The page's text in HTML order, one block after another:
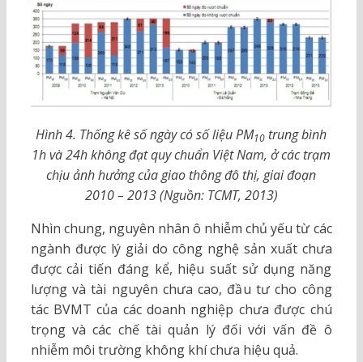
Hình 4. Thống kê số ngày có số liệu PM10 trung bình
1h và 24h không đạt quy chuẩn Việt Nam, ở các trạm
chịu ảnh hưởng của giao thông đô thị, giai đoạn
2010 – 2013 (Nguồn: TCMT, 2013)
Nhìn chung, nguyên nhân ô nhiễm chủ yếu từ các
ngành được lý giải do công nghệ sản xuất chưa
được cải tiến đáng kể, hiệu suất sử dụng năng
lượng và tài nguyên chưa cao, đầu tư cho công
tác BVMT của các doanh nghiệp chưa được chú
trọng và các chế tài quản lý đối với vấn đề ô
nhiễm môi trường không khí chưa hiệu quả.